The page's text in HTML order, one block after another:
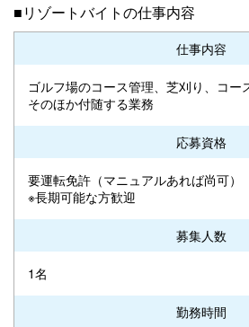
■リゾートバイトの仕事内容
仕事内容
ゴルフ場のコース管理、芝刈り、コー
そのほか付随する業務
応募資格
要運転免許（マニュアルあれば尚可）
※長期可能な方歓迎
募集人数
1名
勤務時間